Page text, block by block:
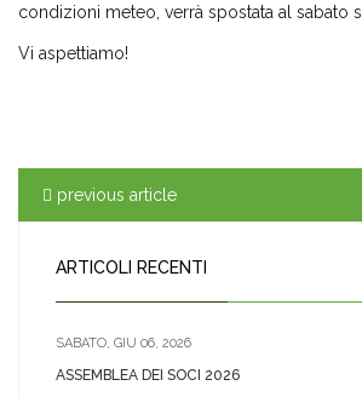
condizioni meteo, verrà spostata al sabato
Vi aspettiamo!
previous article
ARTICOLI RECENTI
SABATO, GIU 06, 2026
ASSEMBLEA DEI SOCI 2026